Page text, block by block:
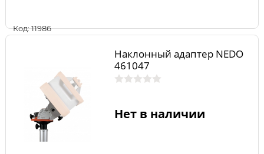
Код: 11986
Наклонный адаптер NEDO
461047
Нет в наличии